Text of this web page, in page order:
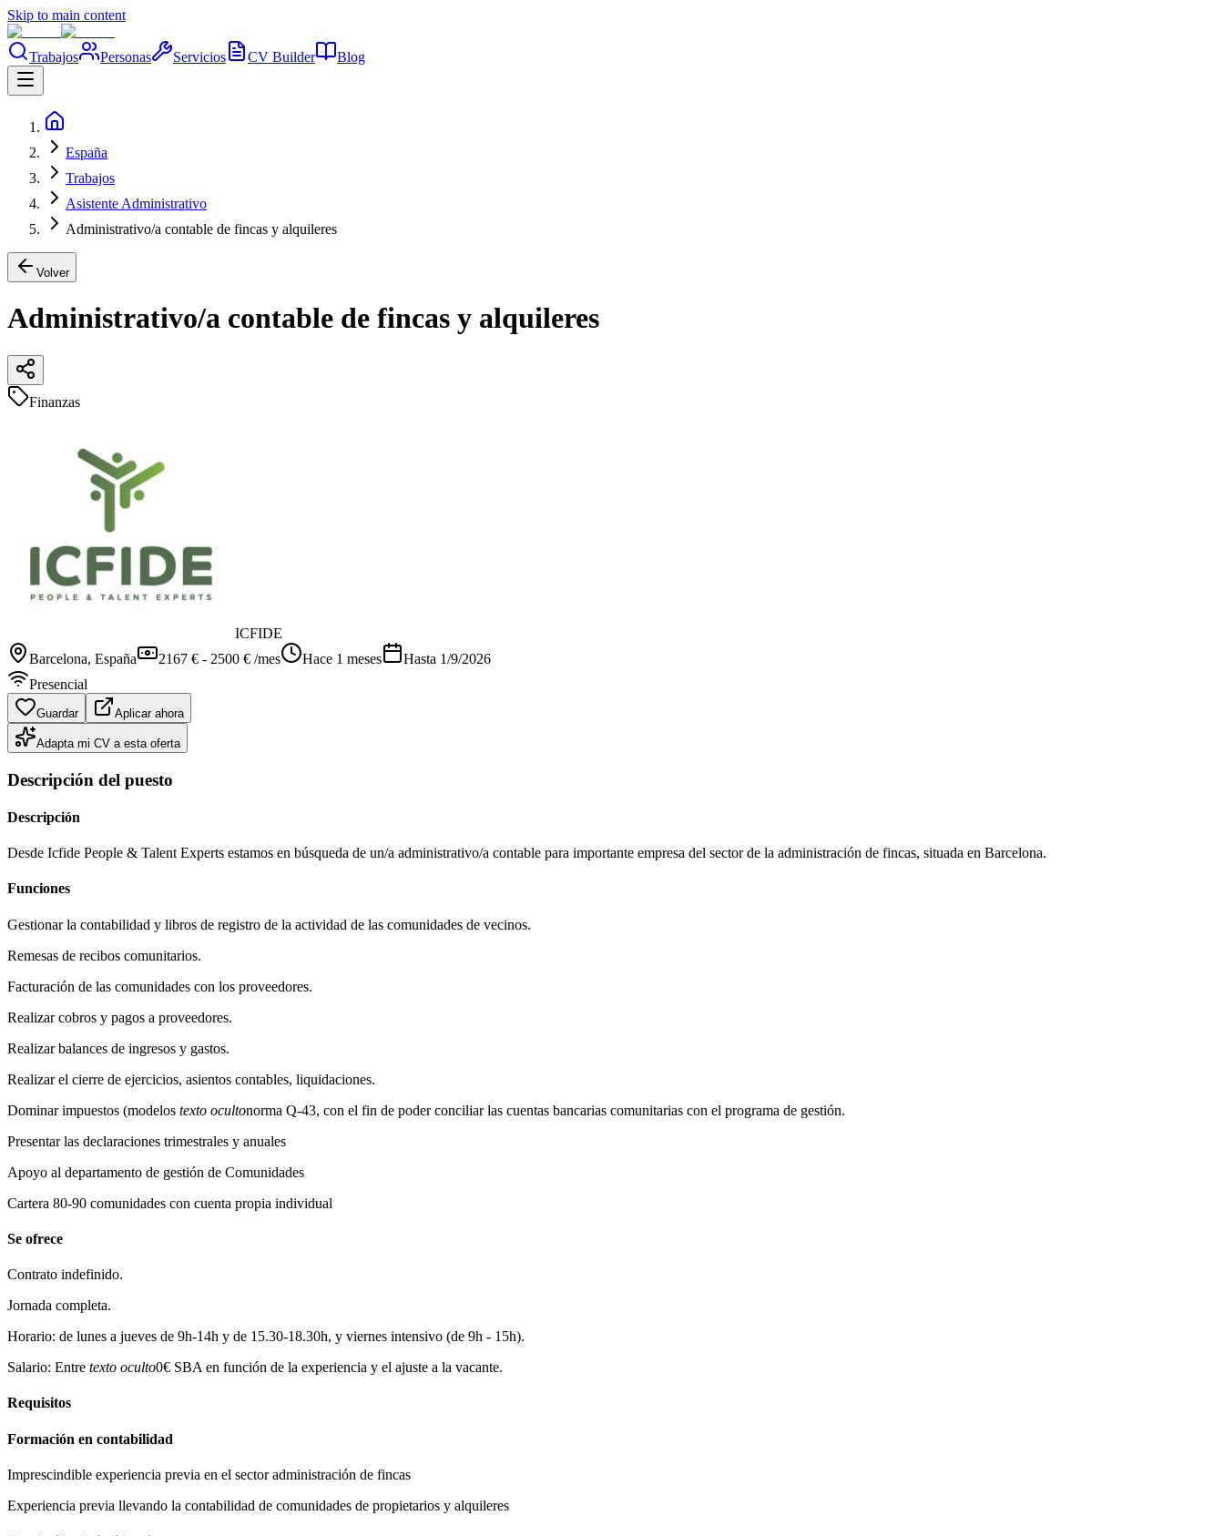
Skip to main content
Trabajos Personas Servicios CV Builder Blog
España
Trabajos
Asistente Administrativo
Administrativo/a contable de fincas y alquileres
Volver
Administrativo/a contable de fincas y alquileres
Finanzas
ICFIDE
Barcelona, España 2167 € - 2500 € /mes Hace 1 meses Hasta 1/9/2026
Presencial
Guardar Aplicar ahora
Adapta mi CV a esta oferta
Descripción del puesto
Descripción
Desde Icfide People & Talent Experts estamos en búsqueda de un/a administrativo/a contable para importante empresa del sector de la administración de fincas, situada en Barcelona.
Funciones
Gestionar la contabilidad y libros de registro de la actividad de las comunidades de vecinos.
Remesas de recibos comunitarios.
Facturación de las comunidades con los proveedores.
Realizar cobros y pagos a proveedores.
Realizar balances de ingresos y gastos.
Realizar el cierre de ejercicios, asientos contables, liquidaciones.
Dominar impuestos (modelos texto ocultonorma Q-43, con el fin de poder conciliar las cuentas bancarias comunitarias con el programa de gestión.
Presentar las declaraciones trimestrales y anuales
Apoyo al departamento de gestión de Comunidades
Cartera 80-90 comunidades con cuenta propia individual
Se ofrece
Contrato indefinido.
Jornada completa.
Horario: de lunes a jueves de 9h-14h y de 15.30-18.30h, y viernes intensivo (de 9h - 15h).
Salario: Entre texto oculto0€ SBA en función de la experiencia y el ajuste a la vacante.
Requisitos
Formación en contabilidad
Imprescindible experiencia previa en el sector administración de fincas
Experiencia previa llevando la contabilidad de comunidades de propietarios y alquileres